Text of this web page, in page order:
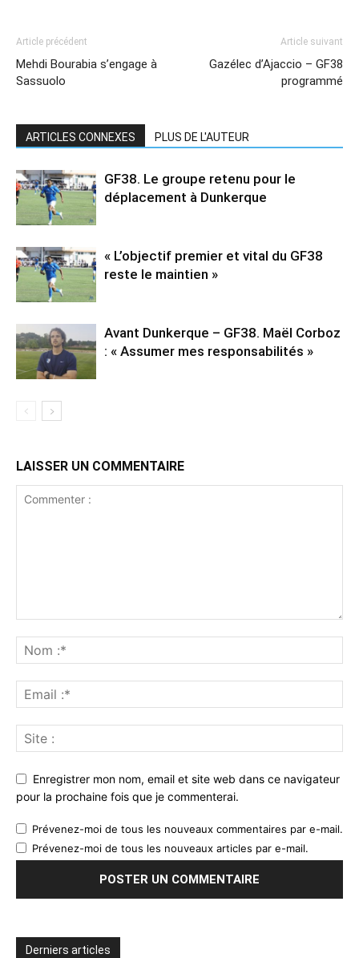
Article précédent
Mehdi Bourabia s’engage à
Sassuolo
Article suivant
Gazélec d’Ajaccio – GF38
programmé
ARTICLES CONNEXES PLUS DE L'AUTEUR
GF38. Le groupe retenu pour le
déplacement à Dunkerque
« L’objectif premier et vital du GF38
reste le maintien »
Avant Dunkerque – GF38. Maël Corboz
: « Assumer mes responsabilités »
LAISSER UN COMMENTAIRE
Enregistrer mon nom, email et site web dans ce navigateur
pour la prochaine fois que je commenterai.
Prévenez-moi de tous les nouveaux commentaires par e-mail.
Prévenez-moi de tous les nouveaux articles par e-mail.
Derniers articles